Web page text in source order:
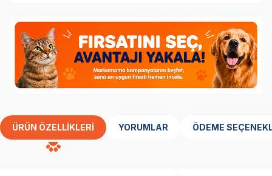
ÜRÜN ÖZELLIKLERI YORUMLAR ÖDEME